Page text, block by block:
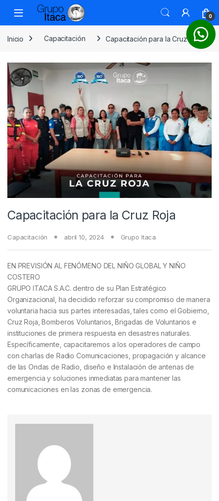
0
Inicio Capacitación Capacitación para la Cruz Roja
Capacitación para la Cruz Roja
Capacitación abril 10, 2024 Grupo Itaca
EN PREVISIÓN AL FENÓMENO DEL NIÑO GLOBAL Y NIÑO
COSTERO
GRUPO ITACA S.A.C. dentro de su Plan Estratégico
Organizacional, ha decidido reforzar su compromiso de manera
voluntaria hacia sus partes interesadas, tales como el Gobierno,
Cruz Roja, Bomberos Voluntarios, Brigadas de Voluntarios e
instituciones de primera respuesta en desastres naturales.
Específicamente, capacitaremos a los operadores de campo
con charlas de Radio Comunicaciones, propagación y alcance
de las Ondas de Radio, diseño e Instalación de antenas de
emergencia y soluciones inmediatas para mantener las
comunicaciones en las zonas de emergencia.